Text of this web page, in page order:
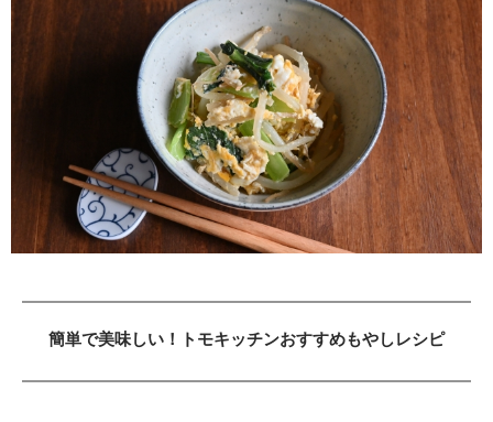
簡単で美味しい！トモキッチンおすすめもやしレシピ